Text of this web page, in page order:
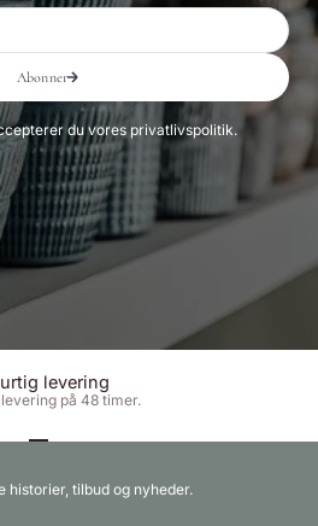
Abonner
du vores privatlivspolitik.
levering
på 48 timer.
historier, tilbud og nyheder.